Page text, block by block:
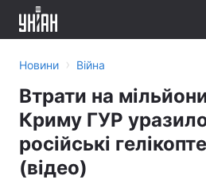
Новини › Війна
Втрати на
Криму ГУР
російські
(відео)